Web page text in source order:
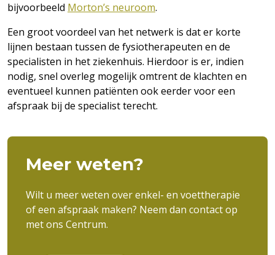
bijvoorbeeld Morton’s neuroom.
Een groot voordeel van het netwerk is dat er korte
lijnen bestaan tussen de fysiotherapeuten en de
specialisten in het ziekenhuis. Hierdoor is er, indien
nodig, snel overleg mogelijk omtrent de klachten en
eventueel kunnen patiënten ook eerder voor een
afspraak bij de specialist terecht.
Meer weten?
Wilt u meer weten over enkel- en voettherapie
of een afspraak maken? Neem dan contact op
met ons Centrum.